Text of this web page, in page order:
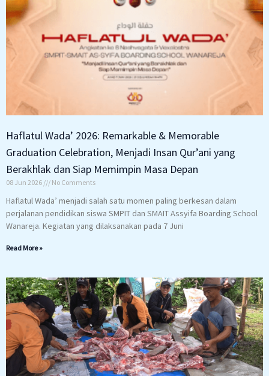
Haflatul Wada’ 2026: Remarkable & Memorable
Graduation Celebration, Menjadi Insan Qur’ani yang
Berakhlak dan Siap Memimpin Masa Depan
08 Jun 2026 No Comments
Haflatul Wada’ menjadi salah satu momen paling berkesan dalam
perjalanan pendidikan siswa SMPIT dan SMAIT Assyifa Boarding School
Wanareja. Kegiatan yang dilaksanakan pada 7 Juni
Read More »